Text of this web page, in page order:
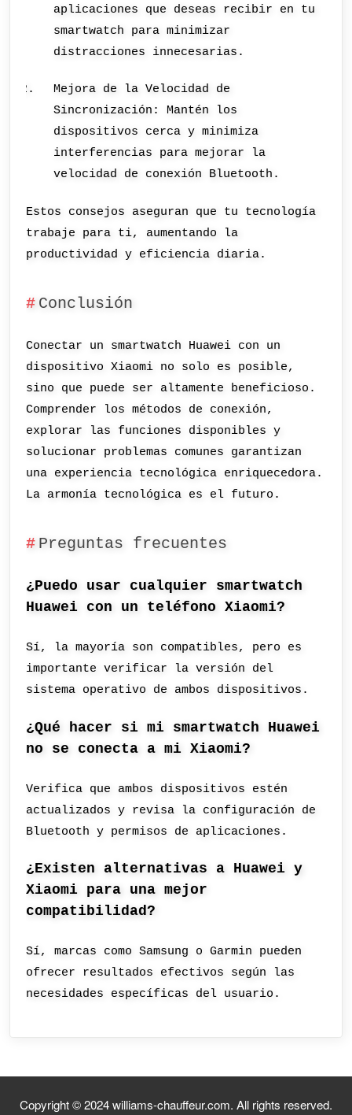
aplicaciones que deseas recibir en tu
smartwatch para minimizar
distracciones innecesarias.
Mejora de la Velocidad de
Sincronización: Mantén los
dispositivos cerca y minimiza
interferencias para mejorar la
velocidad de conexión Bluetooth.
Estos consejos aseguran que tu tecnología
trabaje para ti, aumentando la
productividad y eficiencia diaria.
Conclusión
Conectar un smartwatch Huawei con un
dispositivo Xiaomi no solo es posible,
sino que puede ser altamente beneficioso.
Comprender los métodos de conexión,
explorar las funciones disponibles y
solucionar problemas comunes garantizan
una experiencia tecnológica enriquecedora.
La armonía tecnológica es el futuro.
Preguntas frecuentes
¿Puedo usar cualquier smartwatch
Huawei con un teléfono Xiaomi?
Sí, la mayoría son compatibles, pero es
importante verificar la versión del
sistema operativo de ambos dispositivos.
¿Qué hacer si mi smartwatch Huawei
no se conecta a mi Xiaomi?
Verifica que ambos dispositivos estén
actualizados y revisa la configuración de
Bluetooth y permisos de aplicaciones.
¿Existen alternativas a Huawei y
Xiaomi para una mejor
compatibilidad?
Sí, marcas como Samsung o Garmin pueden
ofrecer resultados efectivos según las
necesidades específicas del usuario.
Copyright © 2024 williams-chauffeur.com. All rights reserved.